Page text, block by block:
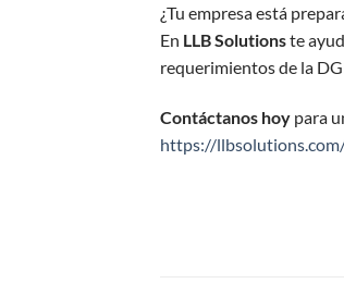
¿Tu empresa está
En LLB Solutionste
requerimientos de la
Contáctanos hoy para
https://